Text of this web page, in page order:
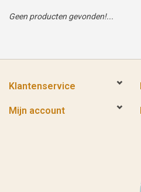
Sales
Merken
Geen producten gevonden!...
Klantenservice
Mijn account